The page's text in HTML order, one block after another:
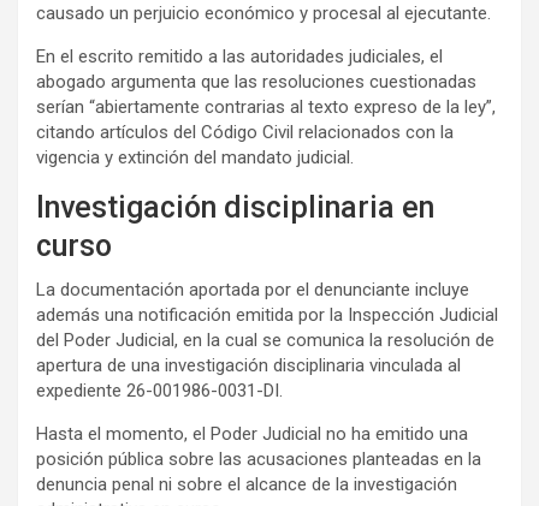
causado un perjuicio económico y procesal al ejecutante.
En el escrito remitido a las autoridades judiciales, el
abogado argumenta que las resoluciones cuestionadas
serían “abiertamente contrarias al texto expreso de la ley”,
citando artículos del Código Civil relacionados con la
vigencia y extinción del mandato judicial.
Investigación disciplinaria en
curso
La documentación aportada por el denunciante incluye
además una notificación emitida por la Inspección Judicial
del Poder Judicial, en la cual se comunica la resolución de
apertura de una investigación disciplinaria vinculada al
expediente 26-001986-0031-DI.
Hasta el momento, el Poder Judicial no ha emitido una
posición pública sobre las acusaciones planteadas en la
denuncia penal ni sobre el alcance de la investigación